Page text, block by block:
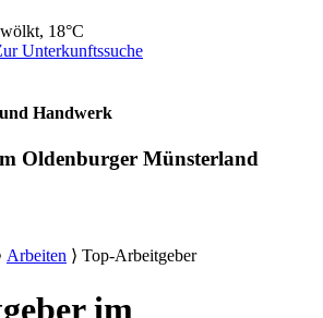
18°C
Handwerk
Oldenburger Münsterland
Arbeiten ⟩ Top-Arbeitgeber
im